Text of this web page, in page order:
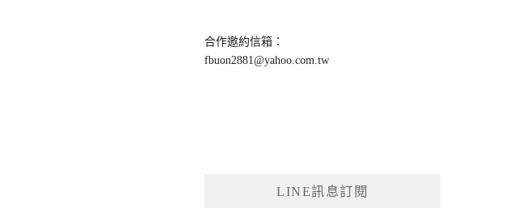
合作邀約信箱：
fbuon2881@yahoo.com.tw
LINE訊息訂閱